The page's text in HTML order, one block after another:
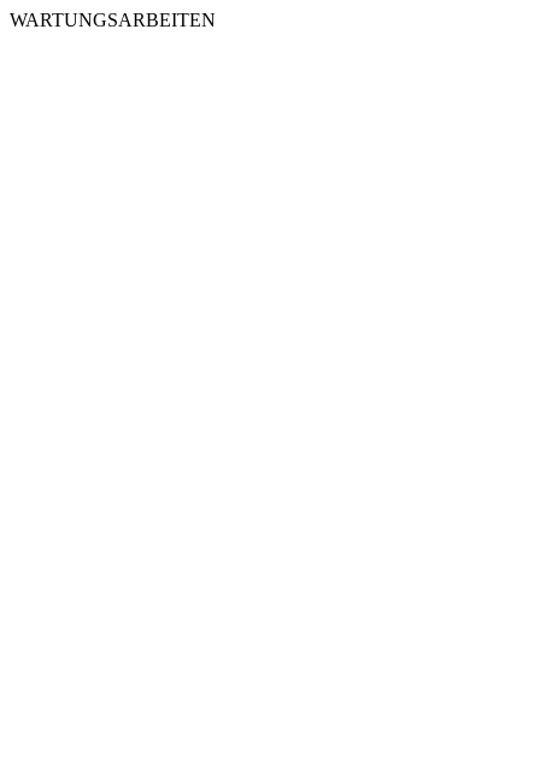
WARTUNGSARBEITEN